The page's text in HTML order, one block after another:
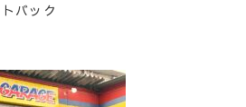
バック